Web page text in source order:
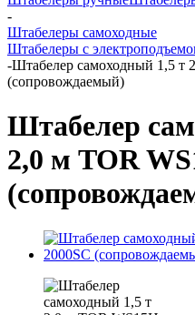
-
Штабелеры самоходные
Штабелеры с
-Штабелер самоходный 1,5 т
(сопровождаемый)
Штабелер
2,0 м TOR